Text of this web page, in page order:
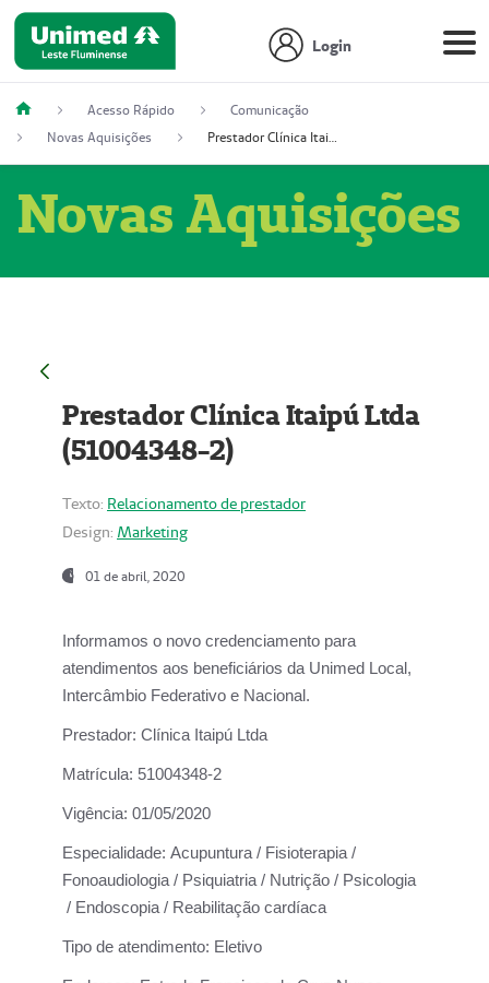
Login
Acesso Rápido
Comunicação
Novas Aquisições
Prestador Clínica Itaipú Ltda (51004348-2)
Novas Aquisições
Prestador Clínica Itaipú Ltda
(51004348-2)
Texto: Relacionamento de prestador
Design: Marketing
01 de abril, 2020
Informamos o novo credenciamento para
atendimentos aos beneficiários da Unimed Local,
Intercâmbio Federativo e Nacional.
Prestador: Clínica Itaipú Ltda
Matrícula: 51004348-2
Vigência: 01/05/2020
Especialidade: Acupuntura / Fisioterapia /
Fonoaudiologia / Psiquiatria / Nutrição / Psicologia
/ Endoscopia / Reabilitação cardíaca
Tipo de atendimento: Eletivo